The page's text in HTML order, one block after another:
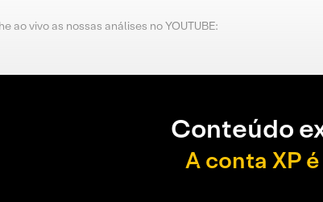
ao vivo as nossas análises no YOUTUBE:
Conteúdo
A conta XP